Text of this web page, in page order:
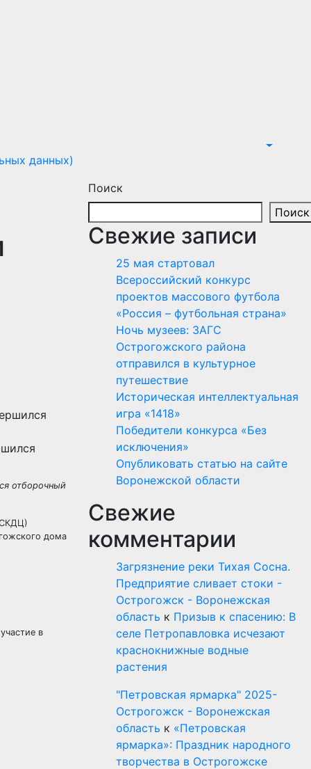
данных)
отборочный
дома
в
Поиск
Поиск
Свежие записи
25 мая стартовал
Всероссийский конкурс
проектов массового футбола
«Россия – футбольная страна»
Ночь музеев: ЗАГС
Острогожского района
отправился в культурное
путешествие
Историческая интеллектуальная
игра «1418»
Победители конкурса «Без
исключения»
Опубликовать статью на сайте
Воронежской области
Свежие
комментарии
Загрязнение реки Тихая Сосна.
Предприятие сливает стоки -
Острогожск - Воронежская
область к Призыв к спасению: В
селе Петропавловка исчезают
краснокнижные водные
растения
"Петровская ярмарка" 2025-
Острогожск - Воронежская
область к «Петровская
ярмарка»: Праздник народного
творчества в Острогожске